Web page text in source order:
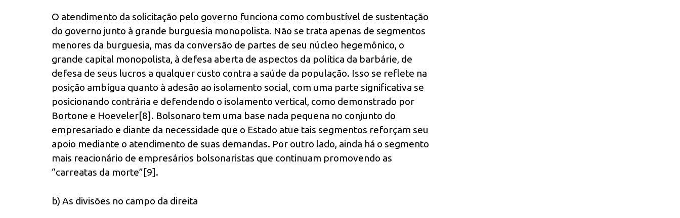
O atendimento da solicitação pelo governo funciona como combustível de sustentação
do governo junto à grande burguesia monopolista. Não se trata apenas de segmentos
menores da burguesia, mas da conversão de partes de seu núcleo hegemônico, o
grande capital monopolista, à defesa aberta de aspectos da política da barbárie, de
defesa de seus lucros a qualquer custo contra a saúde da população. Isso se reflete na
posição ambígua quanto à adesão ao isolamento social, com uma parte significativa se
posicionando contrária e defendendo o isolamento vertical, como demonstrado por
Bortone e Hoeveler[8]. Bolsonaro tem uma base nada pequena no conjunto do
empresariado e diante da necessidade que o Estado atue tais segmentos reforçam seu
apoio mediante o atendimento de suas demandas. Por outro lado, ainda há o segmento
mais reacionário de empresários bolsonaristas que continuam promovendo as
“carreatas da morte”[9].
b) As divisões no campo da direita